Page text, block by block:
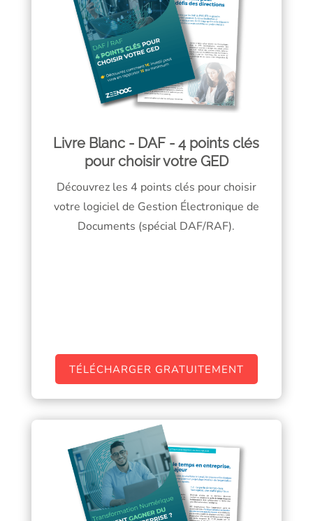
Livre Blanc - DAF - 4 points clés
pour choisir votre GED
Découvrez les 4 points clés pour choisir
votre logiciel de Gestion Électronique de
Documents (spécial DAF/RAF).
TÉLÉCHARGER GRATUITEMENT